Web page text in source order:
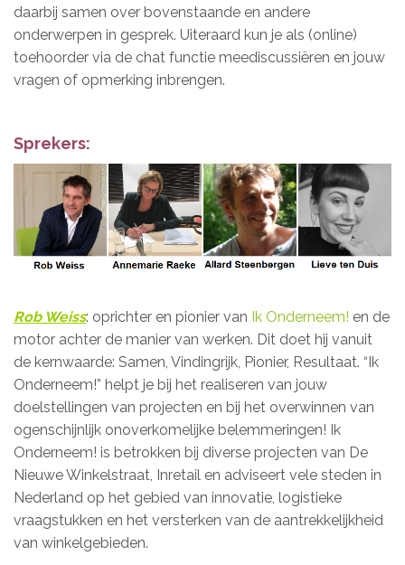
daarbij samen over bovenstaande en andere
onderwerpen in gesprek. Uiteraard kun je als (online)
toehoorder via de chat functie meediscussiëren en jouw
vragen of opmerking inbrengen.
Sprekers:
Rob Weiss: oprichter en pionier van Ik Onderneem! en de
motor achter de manier van werken. Dit doet hij vanuit
de kernwaarde: Samen, Vindingrijk, Pionier, Resultaat. “Ik
Onderneem!” helpt je bij het realiseren van jouw
doelstellingen van projecten en bij het overwinnen van
ogenschijnlijk onoverkomelijke belemmeringen! Ik
Onderneem! is betrokken bij diverse projecten van De
Nieuwe Winkelstraat, Inretail en adviseert vele steden in
Nederland op het gebied van innovatie, logistieke
vraagstukken en het versterken van de aantrekkelijkheid
van winkelgebieden.